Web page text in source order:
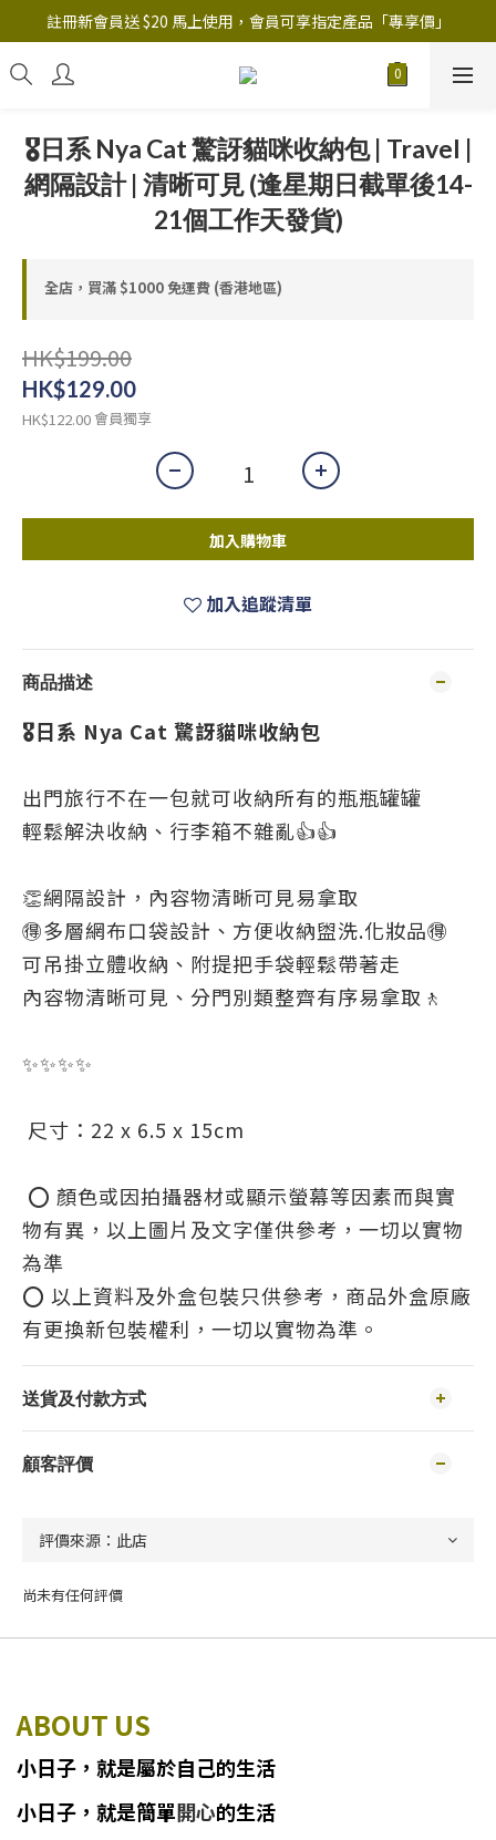
註冊新會員送 $20 馬上使用，會員可享指定產品「​專享價」
註冊新會員送 $20 馬上使用，會員可享指定產品「​專享價」
B.Y.O.B Mask Collection 任選優惠: 4件9折
🎖日系 Nya Cat 驚訝貓咪收納包 | Travel |
網隔設計 | 清晰可見 (逢星期日截單後14-
21個工作天發貨)
全店，買滿 $1000 免運費 (香港地區)
HK$199.00
HK$129.00
HK$122.00會員獨享
加入購物車
加入追蹤清單
商品描述
🎖日系 Nya Cat 驚訝貓咪收納包
出門旅行不在一包就可收納所有的瓶瓶罐罐
輕鬆解決收納、行李箱不雜亂👍👍
👏網隔設計，內容物清晰可見易拿取
🉐多層網布口袋設計、方便收納盥洗.化妝品🉐
可吊掛立體收納、附提把手袋輕鬆帶著走
內容物清晰可見、分門別類整齊有序易拿取🚶
✨✨✨✨
尺寸：22 x 6.5 x 15cm
⭕ 顏色或因拍攝器材或顯示螢幕等因素而與實
物有異，以上圖片及文字僅供參考，一切以實物
為準
⭕ 以上資料及外盒包裝只供參考，商品外盒原廠
有更換新包裝權利，一切以實物為準。
送貨及付款方式
顧客評價
尚未有任何評價
ABOUT US
小日子 ， 就是屬於自己的生活
小日子 ， 就是簡單開心的生活